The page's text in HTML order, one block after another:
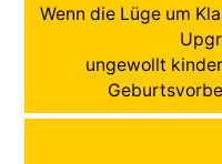
Wenn die Lüge um
ungewollt